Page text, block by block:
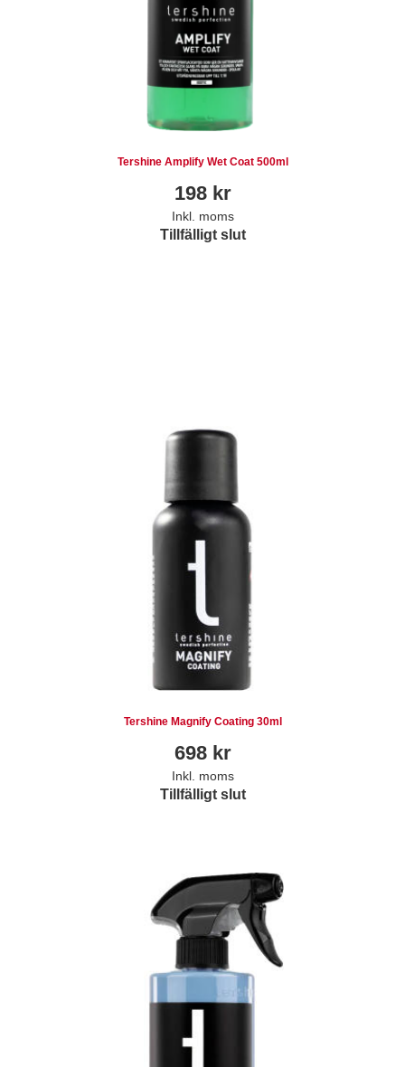
Tershine Amplify Wet Coat 500ml
198kr
Inkl. moms
Tillfälligt slut
Tershine Magnify Coating 30ml
698kr
Inkl. moms
Tillfälligt slut